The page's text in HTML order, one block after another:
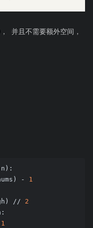
， 并且不需要额外空间，
:
- 1
//
2
1